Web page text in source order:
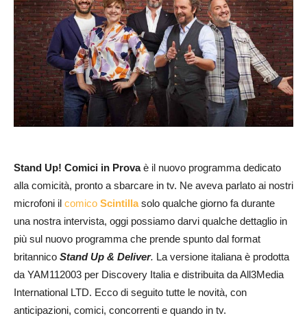
Stand Up! Comici in Provaè il nuovo programma dedicato
alla comicità, pronto a sbarcare in tv. Ne aveva parlato ai nostri
microfoni il comico Scintillasolo qualche giorno fa durante
una nostra intervista, oggi possiamo darvi qualche dettaglio in
più sul nuovo programma che prende spunto dal format
britannico Stand Up & Deliver. La versione italiana è prodotta
da YAM112003 per Discovery Italia e distribuita da All3Media
International LTD. Ecco di seguito tutte le novità, con
anticipazioni, comici, concorrenti e quando in tv.